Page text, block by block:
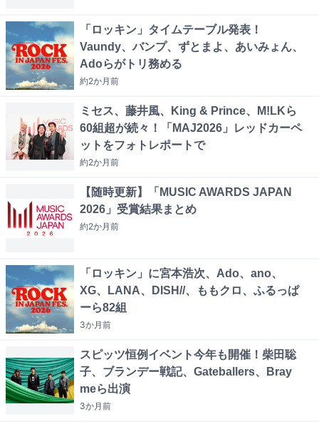
「ロッキン」タイムテーブル発表！
Vaundy、バンプ、ずとまよ、あいみょん、
Adoらがトリ務める
約2か月前
ミセス、藤井風、King & Prince、M!LKら
60組超が続々！「MAJ2026」レッドカーペ
ットをフォトレポートで
約2か月前
【随時更新】「MUSIC AWARDS JAPAN
2026」受賞結果まとめ
約2か月前
「ロッキン」に宮本浩次、Ado、ano、
XG、LANA、DISH//、ももクロ、ふるっぱ
ーら82組
3か月前
スピッツ恒例イベント今年も開催！柴田聡
子、ブランデー戦記、Gateballers、Bray
meら出演
3か月前